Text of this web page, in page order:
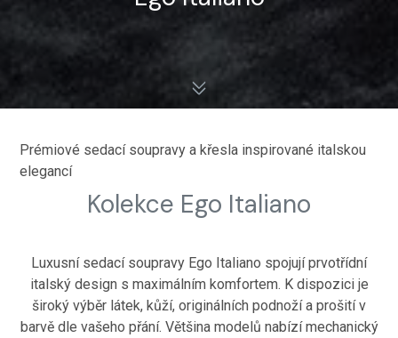
Prémiové sedací soupravy a křesla inspirované italskou
elegancí
Kolekce Ego Italiano
Luxusní sedací soupravy Ego Italiano spojují prvotřídní
italský design s maximálním komfortem. K dispozici je
široký výběr látek, kůží, originálních podnoží a prošití v
barvě dle vašeho přání. Většina modelů nabízí mechanický